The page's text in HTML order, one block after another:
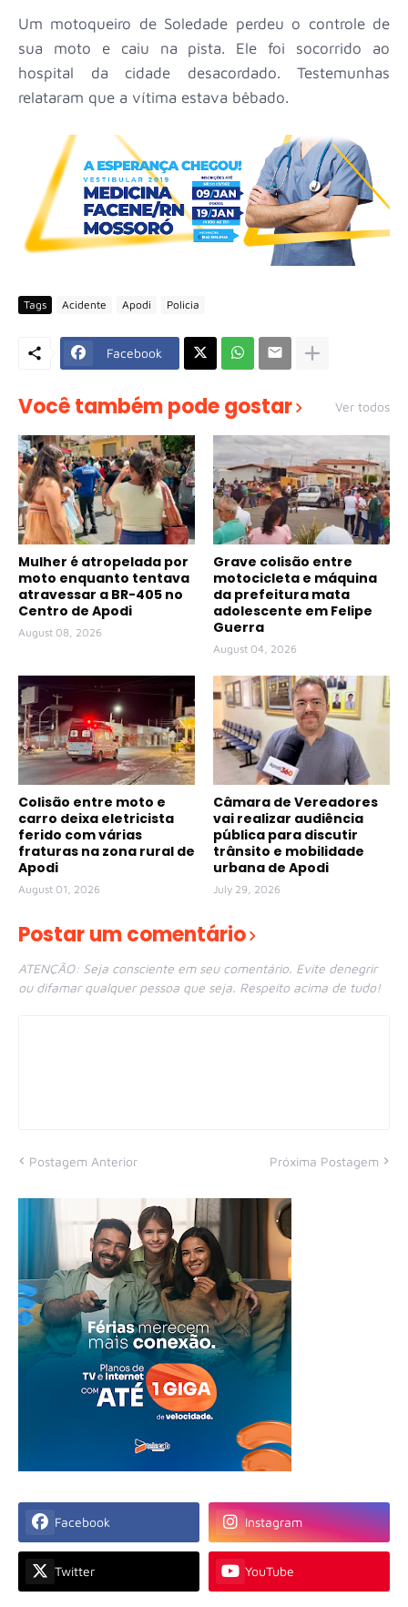
Um motoqueiro de Soledade perdeu o controle de
sua moto e caiu na pista. Ele foi socorrido ao
hospital da cidade desacordado. Testemunhas
relataram que a vítima estava bêbado.
Tags Acidente Apodi Policia
Facebook
Você também pode gostar Ver todos
Mulher é atropelada por
moto enquanto tentava
atravessar a BR-405 no
Centro de Apodi
August 08, 2026
Grave colisão entre
motocicleta e máquina
da prefeitura mata
adolescente em Felipe
Guerra
August 04, 2026
Colisão entre moto e
carro deixa eletricista
ferido com várias
fraturas na zona rural de
Apodi
August 01, 2026
Câmara de Vereadores
vai realizar audiência
pública para discutir
trânsito e mobilidade
urbana de Apodi
July 29, 2026
Postar um comentário
ATENÇÃO: Seja consciente em seu comentário. Evite denegrir
ou difamar qualquer pessoa que seja. Respeito acima de tudo!
Postagem Anterior Próxima Postagem
Facebook Instagram
Twitter YouTube